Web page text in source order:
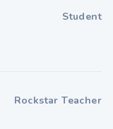
Student
Rockstar Teacher